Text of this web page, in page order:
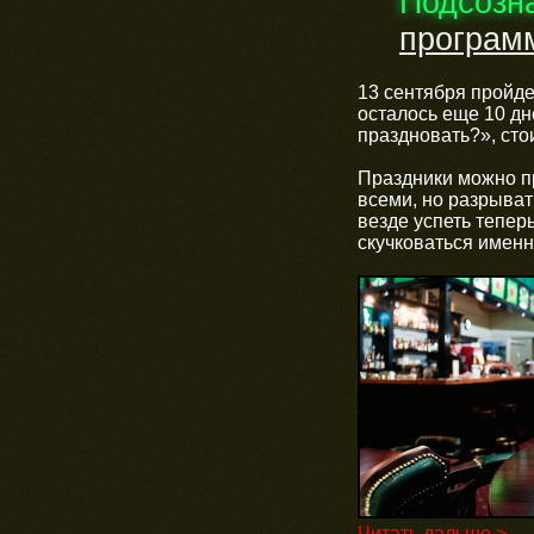
13 сентября
осталось еще 10
праздновать?»,
Праздники можно
всеми, но
везде успеть
скучковаться